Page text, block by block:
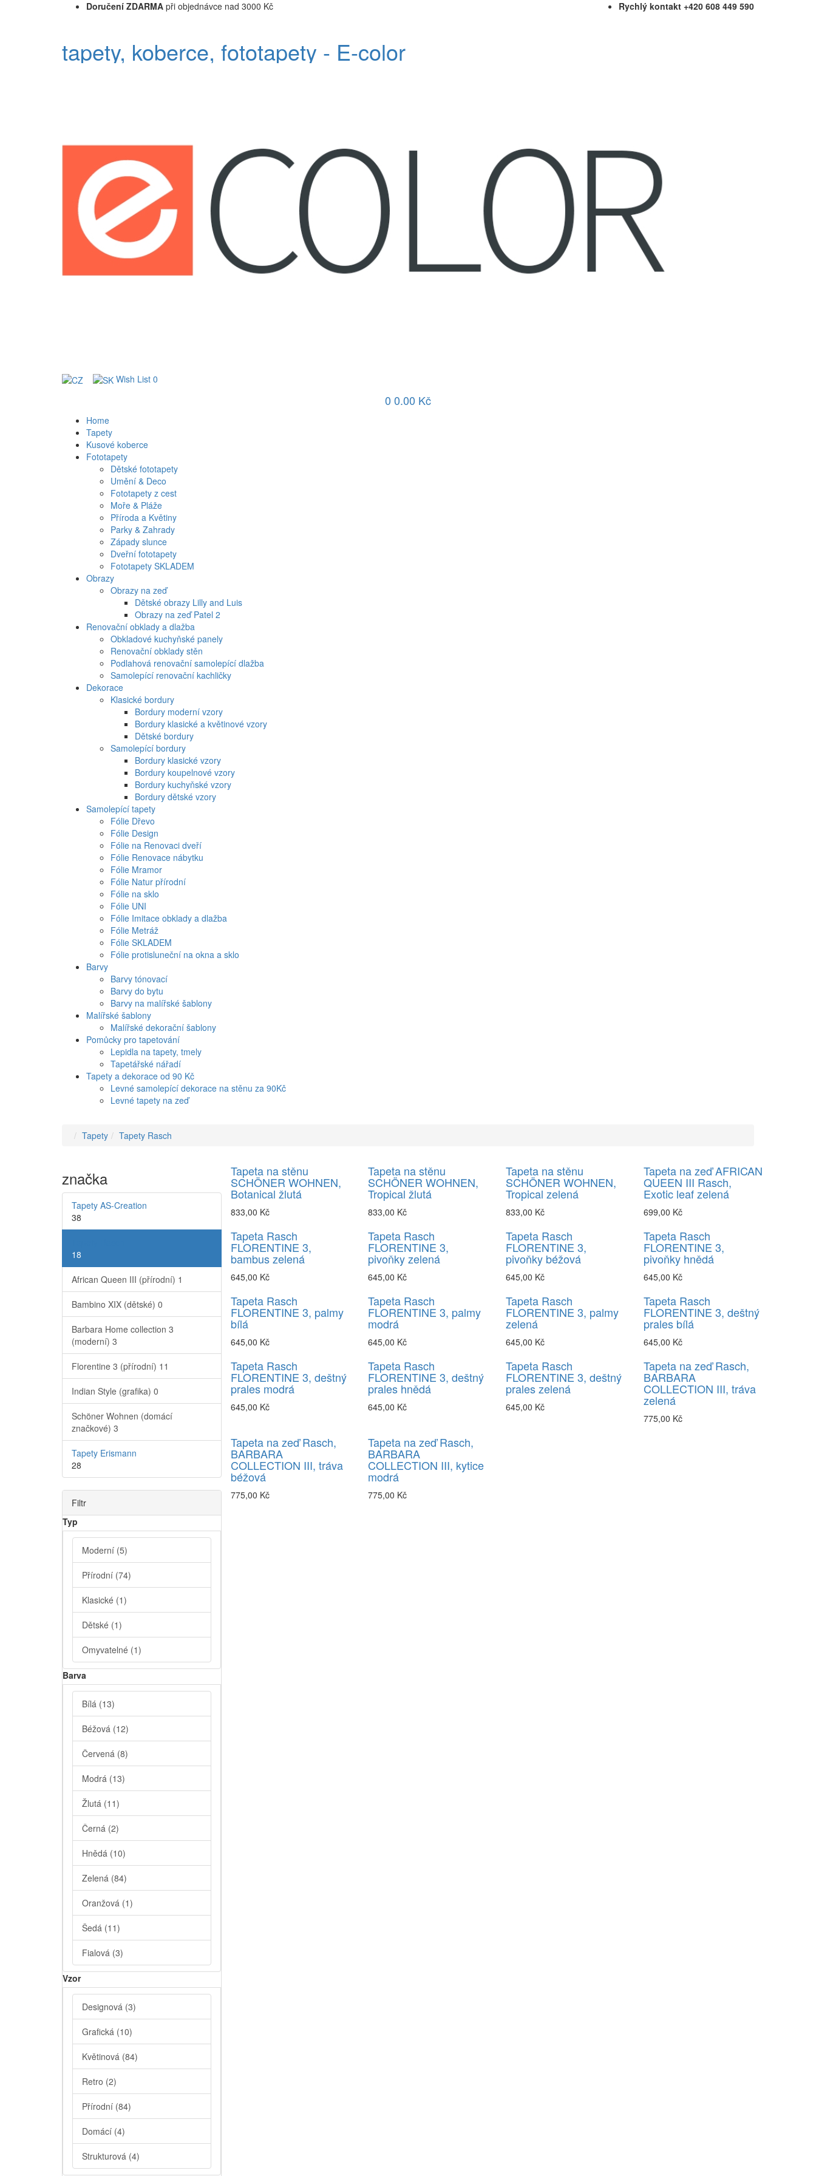
Doručení ZDARMA při objednávce nad 3000 Kč Rychlý kontakt +420 608 449 590
tapety, koberce, fototapety - E-color
Wish List 0
0 0.00 Kč
Home
Tapety
Kusové koberce
Fototapety
Dětské fototapety
Umění & Deco
Fototapety z cest
Moře & Pláže
Příroda a Květiny
Parky & Zahrady
Západy slunce
Dveřní fototapety
Fototapety SKLADEM
Obrazy
Obrazy na zeď
Dětské obrazy Lilly and Luis
Obrazy na zeď Patel 2
Renovační obklady a dlažba
Obkladové kuchyňské panely
Renovační obklady stěn
Podlahová renovační samolepící dlažba
Samolepící renovační kachličky
Dekorace
Klasické bordury
Bordury moderní vzory
Bordury klasické a květinové vzory
Dětské bordury
Samolepící bordury
Bordury klasické vzory
Bordury koupelnové vzory
Bordury kuchyňské vzory
Bordury dětské vzory
Samolepící tapety
Fólie Dřevo
Fólie Design
Fólie na Renovaci dveří
Fólie Renovace nábytku
Fólie Mramor
Fólie Natur přírodní
Fólie na sklo
Fólie UNI
Fólie Imitace obklady a dlažba
Fólie Metráž
Fólie SKLADEM
Fólie protisluneční na okna a sklo
Barvy
Barvy tónovací
Barvy do bytu
Barvy na malířské šablony
Malířské šablony
Malířské dekorační šablony
Pomůcky pro tapetování
Lepidla na tapety, tmely
Tapetářské nářadí
Tapety a dekorace od 90 Kč
Levné samolepící dekorace na stěnu za 90Kč
Levné tapety na zeď
Tapety Tapety Rasch
značka
Tapety AS-Creation
38
18
African Queen III (přírodní) 1
Bambino XIX (dětské) 0
Barbara Home collection 3
(moderní) 3
Florentine 3 (přírodní) 11
Indian Style (grafika) 0
Schöner Wohnen (domácí
značkové) 3
Tapety Erismann
28
Filtr
Typ
Moderní (5)
Přírodní (74)
Klasické (1)
Dětské (1)
Omyvatelné (1)
Barva
Bílá (13)
Béžová (12)
Červená (8)
Modrá (13)
Žlutá (11)
Černá (2)
Hnědá (10)
Zelená (84)
Oranžová (1)
Šedá (11)
Fialová (3)
Vzor
Designová (3)
Grafická (10)
Květinová (84)
Retro (2)
Přírodní (84)
Domácí (4)
Strukturová (4)
Tapeta na stěnu
SCHÖNER WOHNEN,
Botanical žlutá
833,00 Kč
Tapeta na stěnu
SCHÖNER WOHNEN,
Tropical žlutá
833,00 Kč
Tapeta na stěnu
SCHÖNER WOHNEN,
Tropical zelená
833,00 Kč
Tapeta na zeď AFRICAN
QUEEN III Rasch,
Exotic leaf zelená
699,00 Kč
Tapeta Rasch
FLORENTINE 3,
bambus zelená
645,00 Kč
Tapeta Rasch
FLORENTINE 3,
pivoňky zelená
645,00 Kč
Tapeta Rasch
FLORENTINE 3,
pivoňky béžová
645,00 Kč
Tapeta Rasch
FLORENTINE 3,
pivoňky hnědá
645,00 Kč
Tapeta Rasch
FLORENTINE 3, palmy
bílá
645,00 Kč
Tapeta Rasch
FLORENTINE 3, palmy
modrá
645,00 Kč
Tapeta Rasch
FLORENTINE 3, palmy
zelená
645,00 Kč
Tapeta Rasch
FLORENTINE 3, deštný
prales bílá
645,00 Kč
Tapeta Rasch
FLORENTINE 3, deštný
prales modrá
645,00 Kč
Tapeta Rasch
FLORENTINE 3, deštný
prales hnědá
645,00 Kč
Tapeta Rasch
FLORENTINE 3, deštný
prales zelená
645,00 Kč
Tapeta na zeď Rasch,
BARBARA
COLLECTION III, tráva
zelená
775,00 Kč
Tapeta na zeď Rasch,
BARBARA
COLLECTION III, tráva
béžová
775,00 Kč
Tapeta na zeď Rasch,
BARBARA
COLLECTION III, kytice
modrá
775,00 Kč